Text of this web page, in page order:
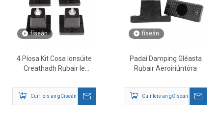
físeán
4 Píosa Kit Cosa Ionsúite
Creathadh Rubair le
Cuir leis an gCiseán
físeán
Padaí Damping Gléasta
Rubair Aeroiriúntóra
Cuir leis an gCiseán